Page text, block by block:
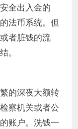
全出入金的
法币系统。但
者脏钱的流
。
的深夜大额转
察机关或者公
账户。洗钱一